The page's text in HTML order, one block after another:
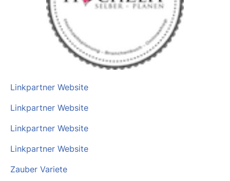
Linkpartner Website
Linkpartner Website
Linkpartner Website
Linkpartner Website
Zauber Variete